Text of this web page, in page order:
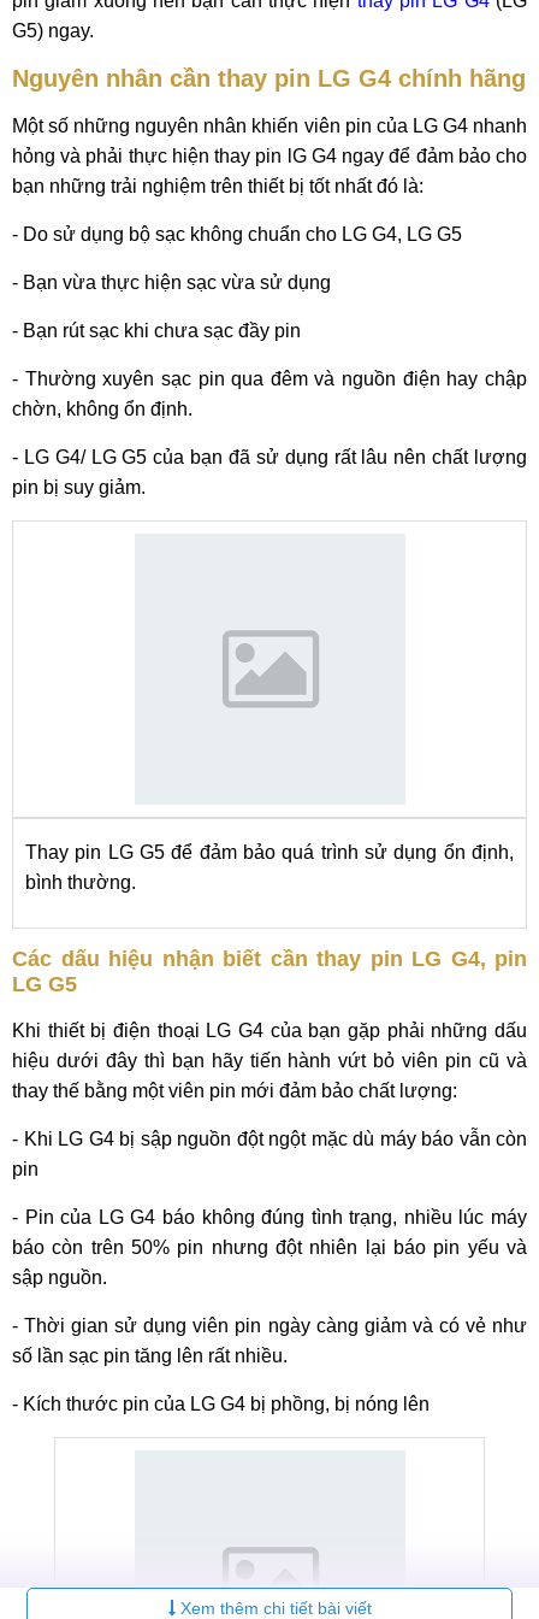
G5) ngay.
Nguyên nhân cần thay pin LG G4 chính hãng
Một số những nguyên nhân khiến viên pin của LG G4 nhanh
hỏng và phải thực hiện thay pin lG G4 ngay để đảm bảo cho
bạn những trải nghiệm trên thiết bị tốt nhất đó là:
- Do sử dụng bộ sạc không chuẩn cho LG G4, LG G5
- Bạn vừa thực hiện sạc vừa sử dụng
- Bạn rút sạc khi chưa sạc đầy pin
- Thường xuyên sạc pin qua đêm và nguồn điện hay chập
chờn, không ổn định.
- LG G4/ LG G5 của bạn đã sử dụng rất lâu nên chất lượng
pin bị suy giảm.
Thay pin LG G5 để đảm bảo quá trình sử dụng ổn định,
bình thường.
Các dấu hiệu nhận biết cần thay pin LG G4, pin
LG G5
Khi thiết bị điện thoại LG G4 của bạn gặp phải những dấu
hiệu dưới đây thì bạn hãy tiến hành vứt bỏ viên pin cũ và
thay thế bằng một viên pin mới đảm bảo chất lượng:
- Khi LG G4 bị sập nguồn đột ngột mặc dù máy báo vẫn còn
pin
- Pin của LG G4 báo không đúng tình trạng, nhiều lúc máy
báo còn trên 50% pin nhưng đột nhiên lại báo pin yếu và
sập nguồn.
- Thời gian sử dụng viên pin ngày càng giảm và có vẻ như
số lần sạc pin tăng lên rất nhiều.
- Kích thước pin của LG G4 bị phồng, bị nóng lên
Xem thêm chi tiết bài viết